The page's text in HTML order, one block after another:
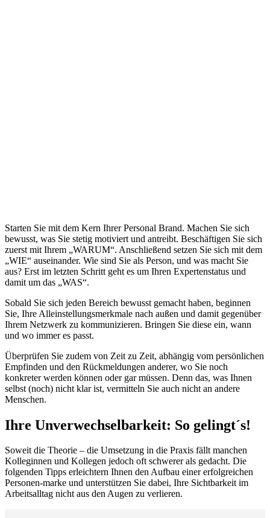
Starten Sie mit dem Kern Ihrer Personal Brand. Machen Sie sich
bewusst, was Sie stetig motiviert und antreibt. Beschäftigen Sie sich
zuerst mit Ihrem „WARUM“. Anschließend setzen Sie sich mit dem
„WIE“ auseinander. Wie sind Sie als Person, und was macht Sie
aus? Erst im letzten Schritt geht es um Ihren Expertenstatus und
damit um das „WAS“.
Sobald Sie sich jeden Bereich bewusst gemacht haben, beginnen
Sie, Ihre Alleinstellungsmerkmale nach außen und damit gegenüber
Ihrem Netzwerk zu kommunizieren. Bringen Sie diese ein, wann
und wo immer es passt.
Überprüfen Sie zudem von Zeit zu Zeit, abhängig vom persönlichen
Empfinden und den Rückmeldungen anderer, wo Sie noch
konkreter werden können oder gar müssen. Denn das, was Ihnen
selbst (noch) nicht klar ist, vermitteln Sie auch nicht an andere
Menschen.
Ihre Unverwechselbarkeit: So gelingt´s!
Soweit die Theorie – die Umsetzung in die Praxis fällt manchen
Kolleginnen und Kollegen jedoch oft schwerer als gedacht. Die
folgenden Tipps erleichtern Ihnen den Aufbau einer erfolgreichen
Personen-marke und unterstützen Sie dabei, Ihre Sichtbarkeit im
Arbeitsalltag nicht aus den Augen zu verlieren.